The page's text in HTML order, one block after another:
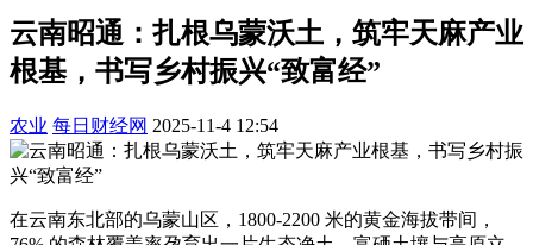
云南昭通：扎根乌蒙沃土，筑牢天麻产业
根基，书写乡村振兴“致富经”
农业 每日财经网 2025-11-4 12:54
在云南东北部的乌蒙山区，1800-2200 米的黄金海拔带间，